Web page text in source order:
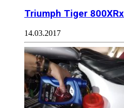
Triumph Tiger
14.03.2017